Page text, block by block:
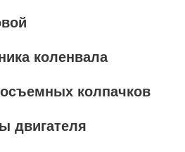
коленвала
колпачков
двигателя